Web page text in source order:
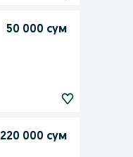
50 000 сум
220 000 сум